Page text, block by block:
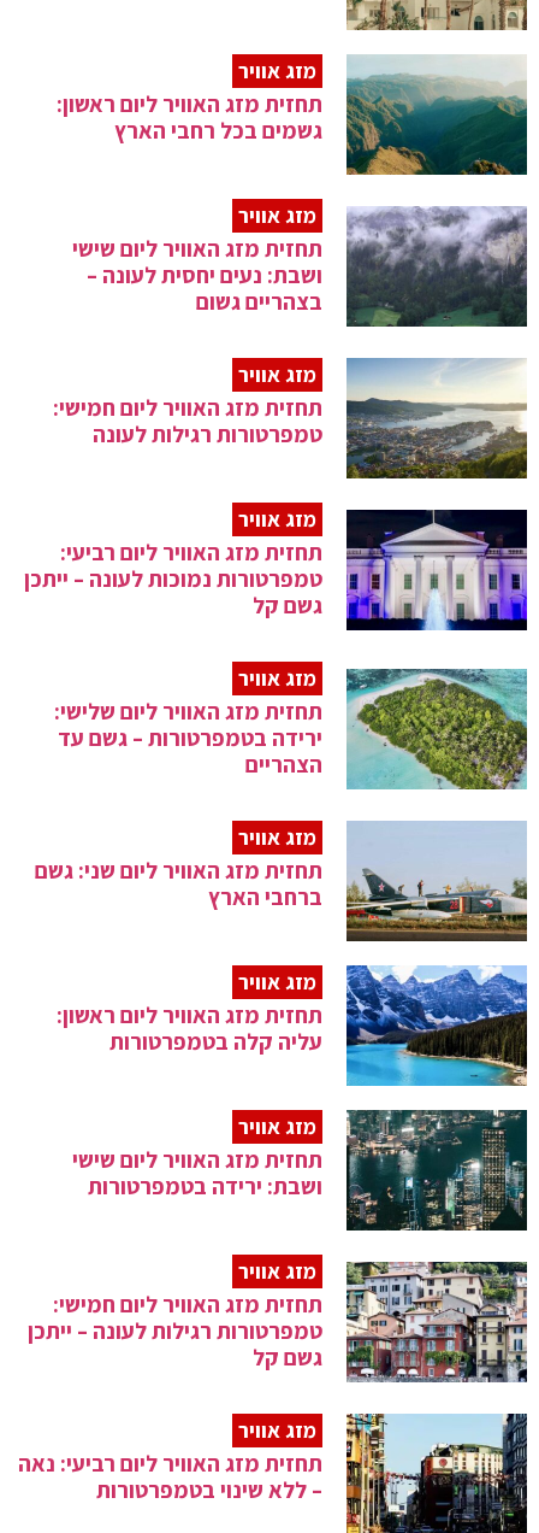
מזג אוויר
תחזית מזג האוויר ליום ראשון:
גשמים בכל רחבי הארץ
מזג אוויר
תחזית מזג האוויר ליום שישי
ושבת: נעים יחסית לעונה –
בצהריים גשום
מזג אוויר
תחזית מזג האוויר ליום חמישי:
טמפרטורות רגילות לעונה
מזג אוויר
תחזית מזג האוויר ליום רביעי:
טמפרטורות נמוכות לעונה – ייתכן
גשם קל
מזג אוויר
תחזית מזג האוויר ליום שלישי:
ירידה בטמפרטורות – גשם עד
הצהריים
מזג אוויר
תחזית מזג האוויר ליום שני: גשם
ברחבי הארץ
מזג אוויר
תחזית מזג האוויר ליום ראשון:
עליה קלה בטמפרטורות
מזג אוויר
תחזית מזג האוויר ליום שישי
ושבת: ירידה בטמפרטורות
מזג אוויר
תחזית מזג האוויר ליום חמישי:
טמפרטורות רגילות לעונה – ייתכן
גשם קל
מזג אוויר
תחזית מזג האוויר ליום רביעי: נאה
– ללא שינוי בטמפרטורות